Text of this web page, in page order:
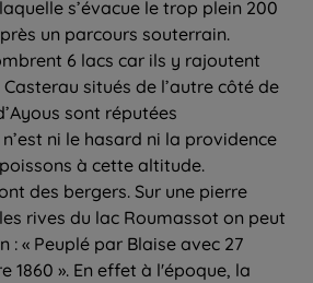
s’évacue le trop plein 200
un parcours souterrain.
6 lacs car ils y rajoutent
situés de l’autre côté de
sont réputées
ni le hasard ni la providence
à cette altitude.
des bergers. Sur une pierre
rives du lac Roumassot on peut
: « Peuplé par Blaise avec 27
1860 ». En effet à l'époque, la